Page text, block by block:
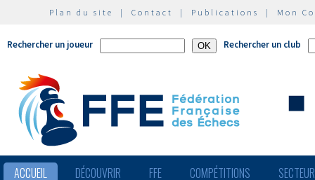
Plan du site | Contact | Publications | Mon
Rechercher un joueur Rechercher un club
ACCUEIL DÉCOUVRIR FFE COMPÉTITIONS